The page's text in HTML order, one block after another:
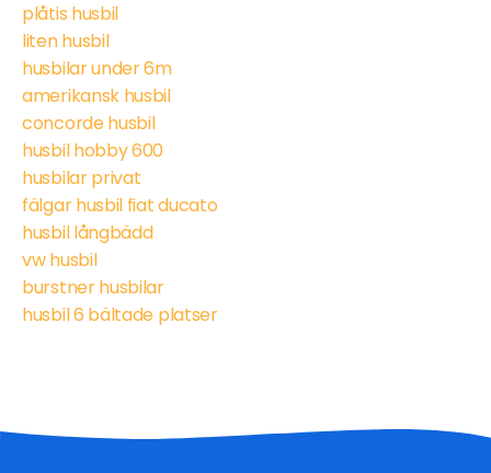
plåtis husbil
liten husbil
husbilar under 6m
amerikansk husbil
concorde husbil
husbil hobby 600
husbilar privat
fälgar husbil fiat ducato
husbil långbädd
vw husbil
burstner husbilar
husbil 6 bältade platser